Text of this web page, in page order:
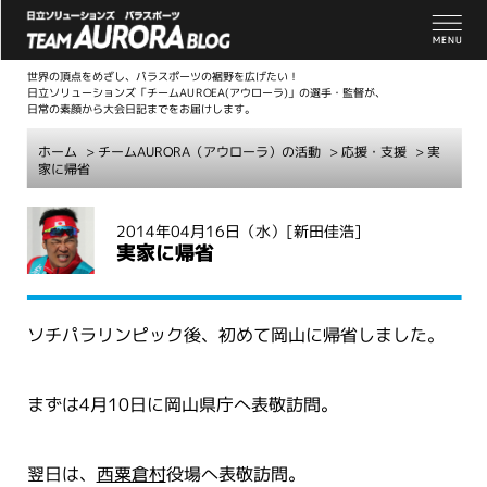
世界の頂点をめざし、パラスポーツの裾野を広げたい！
日立ソリューションズ「チームAUROEA(アウローラ)」の選手・監督が、
日常の素顔から大会日記までをお届けします。
ホーム > チームAURORA（アウローラ）の活動 >応援・支援 > 実
家に帰省
2014年04月16日（水） [新田佳浩]
実家に帰省
ソチパラリンピック後、初めて岡山に帰省しました。
まずは4月10日に岡山県庁へ表敬訪問。
翌日は、 西粟倉村役場へ表敬訪問。